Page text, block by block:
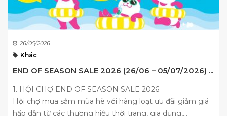
26/05/2026
Khác
END OF SEASON SALE 2026 (26/06 – 05/07/2026) ...
1. HỘI CHỢ END OF SEASON SALE 2026
Hội chợ mua sắm mùa hè với hàng loạt ưu đãi giảm giá
hấp dẫn từ các thương hiệu thời trang, gia dụng,...